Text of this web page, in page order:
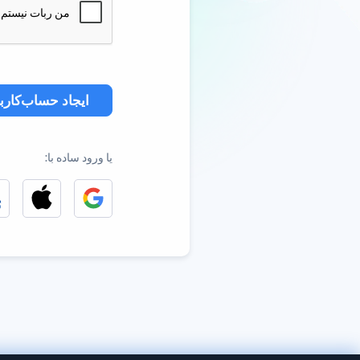
ایجاد
یا ورود ساده با: